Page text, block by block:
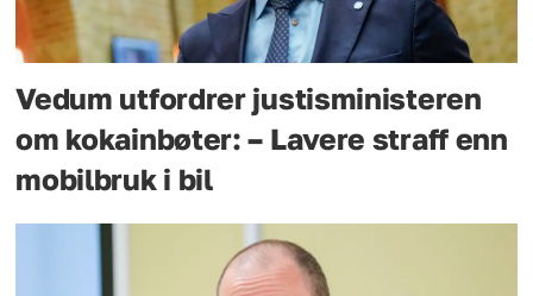
Vedum utfordrer justisministeren
om kokainbøter: – Lavere straff enn
mobilbruk i bil